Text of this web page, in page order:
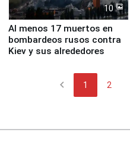
10
Al menos 17 muertos en
bombardeos rusos contra
Kiev y sus alrededores
chevron_left 1 2